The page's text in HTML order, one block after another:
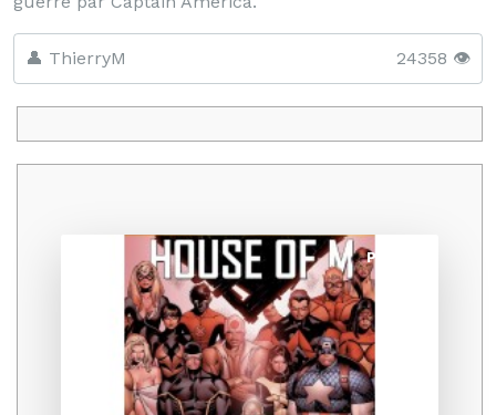
👤 ThierryM 24358 👁️
Promo